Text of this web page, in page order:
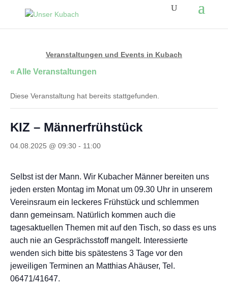
Veranstaltungen und Events in Kubach
« Alle Veranstaltungen
Diese Veranstaltung hat bereits stattgefunden.
KIZ – Männerfrühstück
04.08.2025 @ 09:30 - 11:00
Selbst ist der Mann. Wir Kubacher Männer bereiten uns
jeden ersten Montag im Monat um 09.30 Uhr in unserem
Vereinsraum ein leckeres Frühstück und schlemmen
dann gemeinsam. Natürlich kommen auch die
tagesaktuellen Themen mit auf den Tisch, so dass es uns
auch nie an Gesprächsstoff mangelt. Interessierte
wenden sich bitte bis spätestens 3 Tage vor den
jeweiligen Terminen an Matthias Ahäuser, Tel.
06471/41647.